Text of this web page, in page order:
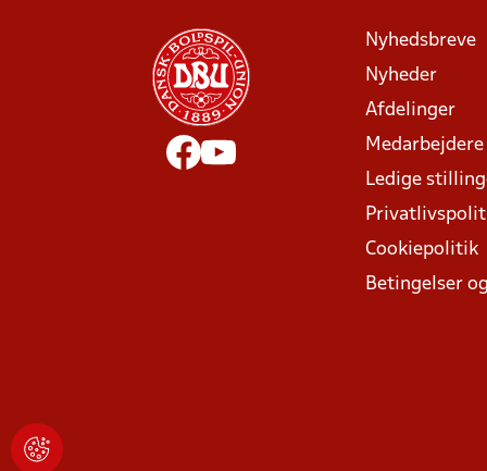
Nyhedsbreve
Nyheder
Afdelinger
Medarbejdere
Ledige
Cookiepolitik
Betingelser